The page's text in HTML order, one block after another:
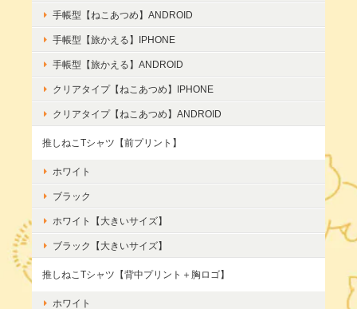
手帳型【ねこあつめ】ANDROID
手帳型【旅かえる】IPHONE
手帳型【旅かえる】ANDROID
クリアタイプ【ねこあつめ】IPHONE
クリアタイプ【ねこあつめ】ANDROID
推しねこTシャツ【前プリント】
ホワイト
ブラック
ホワイト【大きいサイズ】
ブラック【大きいサイズ】
推しねこTシャツ【背中プリント＋胸ロゴ】
ホワイト